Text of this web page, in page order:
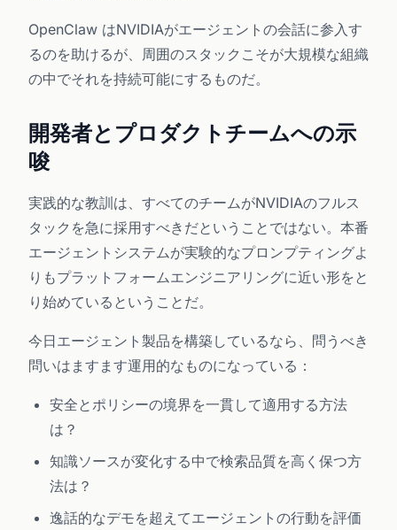
OpenClaw はNVIDIAがエージェントの会話に参入す
るのを助けるが、周囲のスタックこそが大規模な組織
の中でそれを持続可能にするものだ。
開発者とプロダクトチームへの示
唆
実践的な教訓は、すべてのチームがNVIDIAのフルス
タックを急に採用すべきだということではない。本番
エージェントシステムが実験的なプロンプティングよ
りもプラットフォームエンジニアリングに近い形をと
り始めているということだ。
今日エージェント製品を構築しているなら、問うべき
問いはますます運用的なものになっている：
安全とポリシーの境界を一貫して適用する方法
は？
知識ソースが変化する中で検索品質を高く保つ方
法は？
逸話的なデモを超えてエージェントの行動を評価